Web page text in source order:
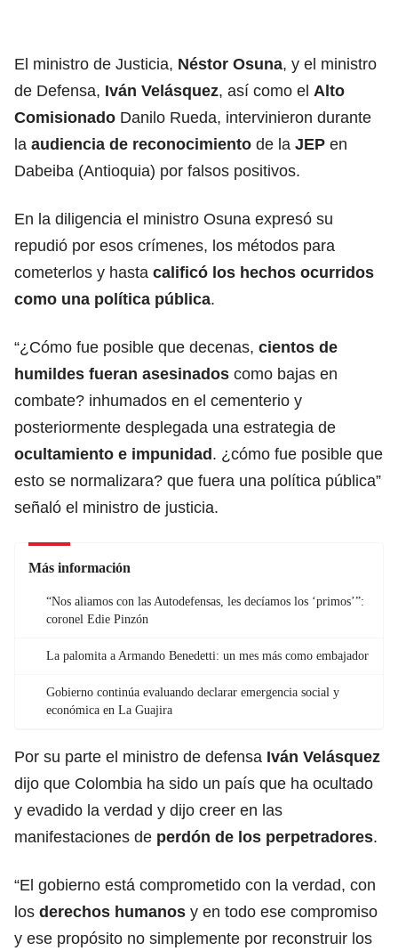
El ministro de Justicia, Néstor Osuna, y el ministro
de Defensa, Iván Velásquez, así como el Alto
Comisionado Danilo Rueda, intervinieron durante
la audiencia de reconocimiento de la JEP en
Dabeiba (Antioquia) por falsos positivos.
En la diligencia el ministro Osuna expresó su
repudió por esos crímenes, los métodos para
cometerlos y hasta calificó los hechos ocurridos
como una política pública.
“¿Cómo fue posible que decenas, cientos de
humildes fueran asesinados como bajas en
combate? inhumados en el cementerio y
posteriormente desplegada una estrategia de
ocultamiento e impunidad. ¿cómo fue posible que
esto se normalizara? que fuera una política pública”
señaló el ministro de justicia.
Más información
“Nos aliamos con las Autodefensas, les decíamos los ‘primos’”:
coronel Edie Pinzón
La palomita a Armando Benedetti: un mes más como embajador
Gobierno continúa evaluando declarar emergencia social y
económica en La Guajira
Por su parte el ministro de defensa Iván Velásquez
dijo que Colombia ha sido un país que ha ocultado
y evadido la verdad y dijo creer en las
manifestaciones de perdón de los perpetradores.
“El gobierno está comprometido con la verdad, con
los derechos humanos y en todo ese compromiso
y ese propósito no simplemente por reconstruir los